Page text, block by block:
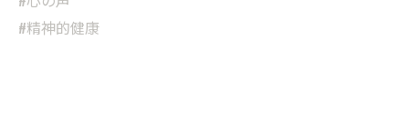
#精神的健康